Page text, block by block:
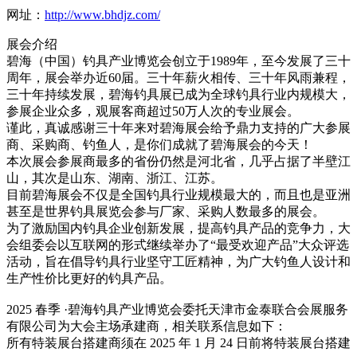
网址： http://www.bhdjz.com/
展会介绍
碧海（中国）钓具产业博览会创立于1989年，至今发展了三十
周年，展会举办近60届。三十年薪火相传、三十年风雨兼程，
三十年持续发展，碧海钓具展已成为全球钓具行业内规模大，
参展企业众多，观展客商超过50万人次的专业展会。
谨此，真诚感谢三十年来对碧海展会给予鼎力支持的广大参展
商、采购商、钓鱼人，是你们成就了碧海展会的今天！
本次展会参展商最多的省份仍然是河北省，几乎占据了半壁江
山，其次是山东、湖南、浙江、江苏。
目前碧海展会不仅是全国钓具行业规模最大的，而且也是亚洲
甚至是世界钓具展览会参与厂家、采购人数最多的展会。
为了激励国内钓具企业创新发展，提高钓具产品的竞争力，大
会组委会以互联网的形式继续举办了“最受欢迎产品”大众评选
活动，旨在倡导钓具行业坚守工匠精神，为广大钓鱼人设计和
生产性价比更好的钓具产品。
2025 春季 ·碧海钓具产业博览会委托天津市金泰联合会展服务
有限公司为大会主场承建商，相关联系信息如下：
所有特装展台搭建商须在 2025 年 1 月 24 日前将特装展台搭建